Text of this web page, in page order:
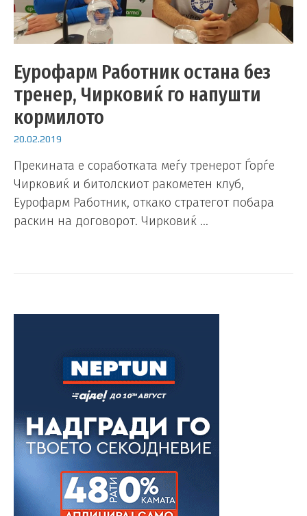
Еурофарм Работник остана без
тренер, Чирковиќ го напушти
кормилото
20.02.2019
Прекината е соработката меѓу тренерот Ѓорѓе
Чирковиќ и битолскиот ракометен клуб,
Еурофарм Работник, откако стратегот побара
раскин на договорот. Чирковиќ …